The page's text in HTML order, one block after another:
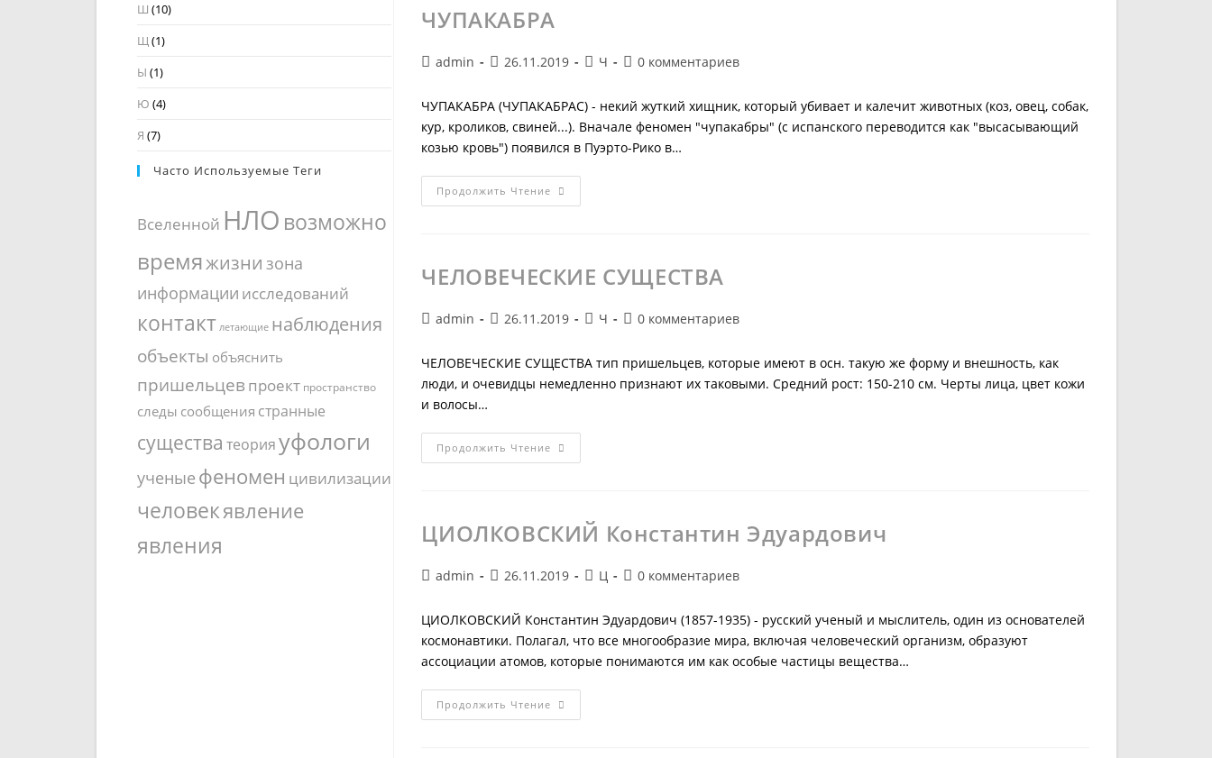
ЧУПАКАБРА
Автор
admin
Запись
26.11.2019
Рубрика
Ч
Комментарии
записи:
0 комментариев
ЧУПАКАБРА (ЧУПАКАБРАС) - некий жуткий хищник, который убивает и калечит животных (коз, овец, собак,
кур, кроликов, свиней...). Вначале феномен "чупакабры" (с испанского переводится как "высасывающий
козью кровь") появился в Пуэрто-Рико в…
Продолжить Чтение ЧУПАКАБРА
ЧЕЛОВЕЧЕСКИЕ СУЩЕСТВА
Автор
admin
Запись
26.11.2019
Рубрика
Ч
Комментарии
0 комментариев
ЧЕЛОВЕЧЕСКИЕ СУЩЕСТВА тип пришельцев, которые имеют в осн. такую же форму и внешность, как
люди, и очевидцы немедленно признают их таковыми. Средний рост: 150-210 см. Черты лица, цвет кожи
и волосы…
Продолжить Чтение ЧЕЛОВЕЧЕСКИЕ
СУЩЕСТВА
ЦИОЛКОВСКИЙ Константин Эдуардович
Автор
admin
Запись
26.11.2019
Рубрика
Ц
Комментарии
0 комментариев
ЦИОЛКОВСКИЙ Константин Эдуардович (1857-1935) - русский ученый и мыслитель, один из основателей
космонавтики. Полагал, что все многообразие мира, включая человеческий организм, образуют
ассоциации атомов, которые понимаются им как особые частицы вещества…
Продолжить Чтение ЦИОЛКОВСКИЙ
Константин
Ш (10)
Щ(1)
Ы (1)
Ю (4)
Я (7)
Часто Используемые Теги
Вселенной НЛО возможно
времяжизни зона
информации исследований
контакт летающие наблюдения
объекты объяснить
пришельцев проект пространство
следы сообщения странные
существа теорияуфологи
ученые феномен цивилизации
человекявление
явления